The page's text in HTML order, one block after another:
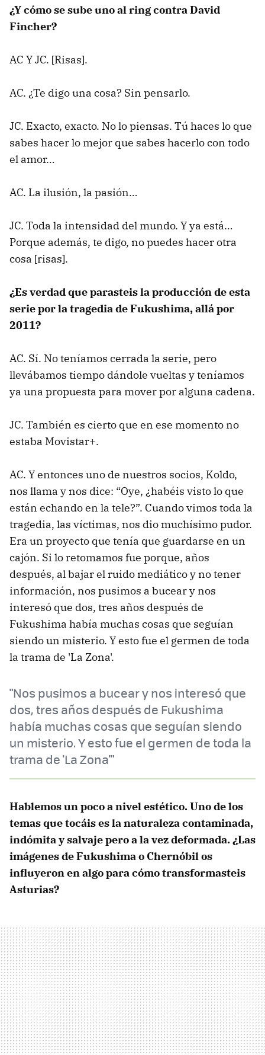
¿Y cómo se sube uno al ring contra David
Fincher?
AC Y JC. [Risas].
AC. ¿Te digo una cosa? Sin pensarlo.
JC. Exacto, exacto. No lo piensas. Tú haces lo que
sabes hacer lo mejor que sabes hacerlo con todo
el amor…
AC. La ilusión, la pasión…
JC. Toda la intensidad del mundo. Y ya está…
Porque además, te digo, no puedes hacer otra
cosa [risas].
¿Es verdad que parasteis la producción de esta
serie por la tragedia de Fukushima, allá por
2011?
AC. Sí. No teníamos cerrada la serie, pero
llevábamos tiempo dándole vueltas y teníamos
ya una propuesta para mover por alguna cadena.
JC. También es cierto que en ese momento no
estaba Movistar+.
AC. Y entonces uno de nuestros socios, Koldo,
nos llama y nos dice: “Oye, ¿habéis visto lo que
están echando en la tele?”. Cuando vimos toda la
tragedia, las víctimas, nos dio muchísimo pudor.
Era un proyecto que tenía que guardarse en un
cajón. Si lo retomamos fue porque, años
después, al bajar el ruido mediático y no tener
información, nos pusimos a bucear y nos
interesó que dos, tres años después de
Fukushima había muchas cosas que seguían
siendo un misterio. Y esto fue el germen de toda
la trama de 'La Zona'.
"Nos pusimos a bucear y nos interesó que
dos, tres años después de Fukushima
había muchas cosas que seguían siendo
un misterio. Y esto fue el germen de toda la
trama de 'La Zona'"
Hablemos un poco a nivel estético. Uno de los
temas que tocáis es la naturaleza contaminada,
indómita y salvaje pero a la vez deformada. ¿Las
imágenes de Fukushima o Chernóbil os
influyeron en algo para cómo transformasteis
Asturias?